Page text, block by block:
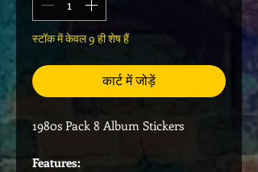
स्टॉक में केवल 9 ही शेष हैं
कार्ट में जोड़ें
1980s Pack 8 Album Stickers
Features: